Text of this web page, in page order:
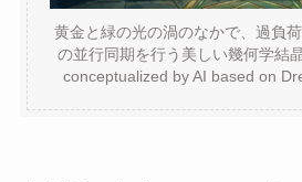
黄金と緑の光の渦のなかで、過負
の並行同期を行う美しい幾何学結
conceptualized by AI based on